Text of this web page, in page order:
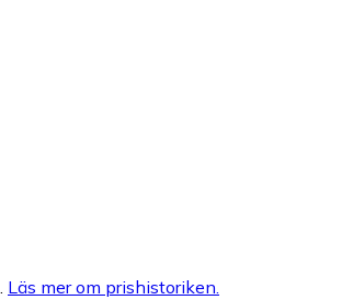
Läs mer om prishistoriken.